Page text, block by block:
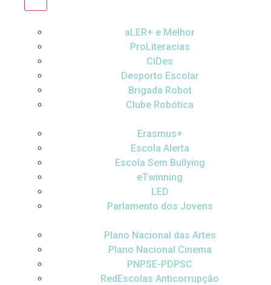
aLER+ e Melhor
ProLiteracias
CiDes
Desporto Escolar
Brigada Robot
Clube Robótica
Erasmus+
Escola Alerta
Escola Sem Bullying
eTwinning
LED
Parlamento dos Jovens
Plano Nacional das Artes
Plano Nacional Cinema
PNPSE-PDPSC
RedEscolas Anticorrupção